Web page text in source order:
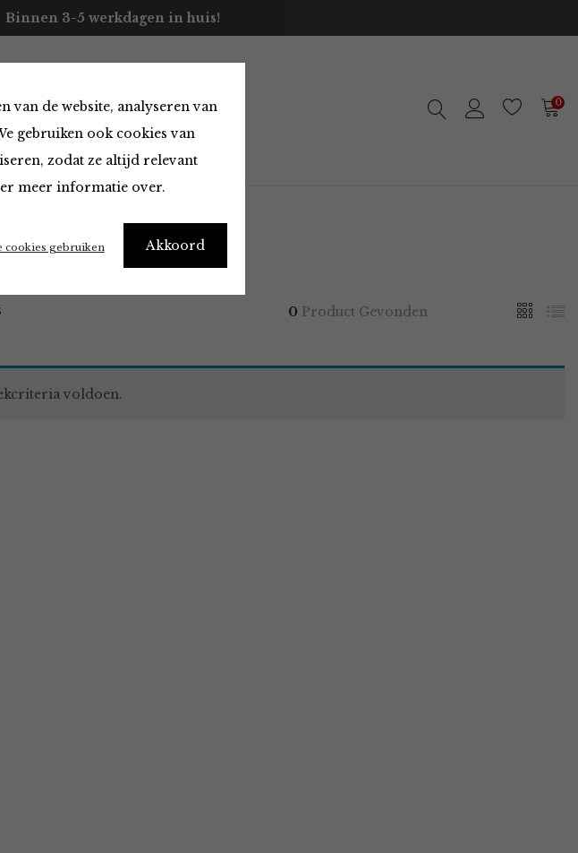
van de website, analyseren van
gebruiken ook cookies van
zodat ze altijd relevant
meer informatie over.
Akkoord
cookies gebruiken
Binnen 3-5 werkdagen in huis!
ons Contact 0
0 Product Gevonden
voldoen.